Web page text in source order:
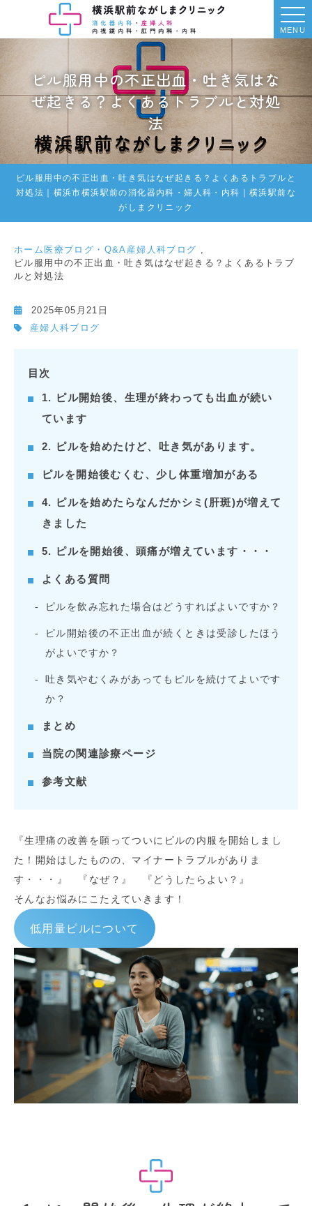
MENU
ピル服用中の不正出血・吐き気はな
ぜ起きる？よくあるトラブルと対処
法
ピル服用中の不正出血・吐き気はなぜ起きる？よくあるトラブルと
対処法｜横浜市横浜駅前の消化器内科・婦人科・内科｜横浜駅前な
がしまクリニック
ホーム 医療ブログ・Q&A 産婦人科ブログ
ピル服用中の不正出血・吐き気はなぜ起きる？よくあるトラブ
ルと対処法
2025年05月21日
産婦人科ブログ
目次
1. ピル開始後、生理が終わっても出血が続い
ています
2. ピルを始めたけど、吐き気があります。
ピルを開始後むくむ、少し体重増加がある
4. ピルを始めたらなんだかシミ(肝斑)が増えて
きました
5. ピルを開始後、頭痛が増えています・・・
よくある質問
ピルを飲み忘れた場合はどうすればよいですか？
ピル開始後の不正出血が続くときは受診したほう
がよいですか？
吐き気やむくみがあってもピルを続けてよいです
か？
まとめ
当院の関連診療ページ
参考文献
『生理痛の改善を願ってついにピルの内服を開始しまし
た！開始はしたものの、マイナートラブルがありま
す・・・』 『なぜ？』 『どうしたらよい？』
そんなお悩みにこたえていきます！
低用量ピルについて